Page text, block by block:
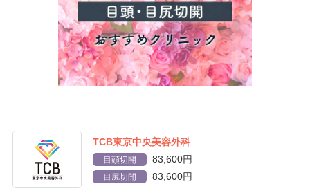
TCB東京中央美容外科
目頭切開 83,600円
目尻切開 83,600円